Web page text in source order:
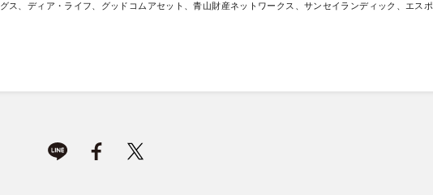
ス、ディア・ライフ、グッドコムアセット、青山財産ネットワークス、サンセイランディック、エスポ